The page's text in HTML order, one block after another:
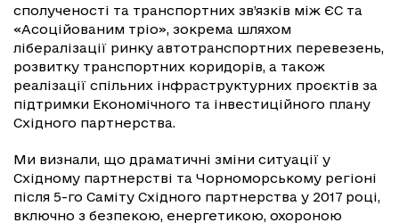
сполученості та транспортних зв’язків між ЄС та
«Асоційованим тріо», зокрема шляхом
лібералізації ринку автотранспортних перевезень,
розвитку транспортних коридорів, а також
реалізації спільних інфраструктурних проєктів за
підтримки Економічного та інвестиційного плану
Східного партнерства.
Ми визнали, що драматичні зміни ситуації у
Східному партнерстві та Чорноморському регіоні
після 5-го Саміту Східного партнерства у 2017 році,
включно з безпекою, енергетикою, охороною